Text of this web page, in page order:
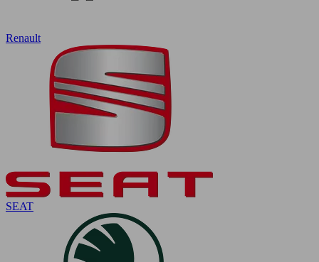
Renault
SEAT